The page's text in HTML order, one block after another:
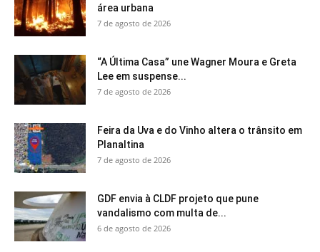
área urbana
7 de agosto de 2026
“A Última Casa” une Wagner Moura e Greta
Lee em suspense...
7 de agosto de 2026
Feira da Uva e do Vinho altera o trânsito em
Planaltina
7 de agosto de 2026
GDF envia à CLDF projeto que pune
vandalismo com multa de...
6 de agosto de 2026